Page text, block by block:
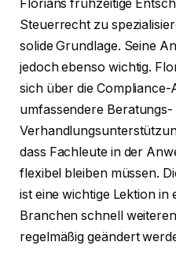
Florians frühzeitige
Steuerrecht zu
solide Grundlage. Seine
jedoch ebenso wichtig.
sich über die
umfassendere Beratungs-
dass Fachleute in der
flexibel bleiben müssen.
ist eine wichtige Lektion in
Branchen schnell
regelmäßig geändert